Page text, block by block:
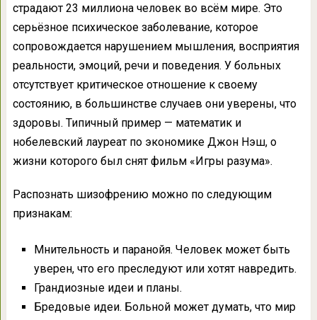
страдают 23 миллиона человек во всём мире. Это
серьёзное психическое заболевание, которое
сопровождается нарушением мышления, восприятия
реальности, эмоций, речи и поведения. У больных
отсутствует критическое отношение к своему
состоянию, в большинстве случаев они уверены, что
здоровы. Типичный пример — математик и
нобелевский лауреат по экономике Джон Нэш, о
жизни которого был снят фильм «Игры разума».
Распознать шизофрению можно по следующим
признакам:
Мнительность и паранойя. Человек может быть
уверен, что его преследуют или хотят навредить.
Грандиозные идеи и планы.
Бредовые идеи. Больной может думать, что мир